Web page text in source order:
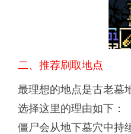
二、推荐刷取地点
最理想的地点是古老墓
选择这里的理由如下：
僵尸会从地下墓穴中持